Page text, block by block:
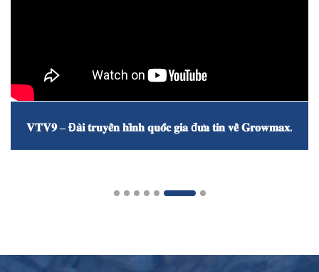
𝐕𝐓𝐕𝟗 – Đ𝐚̀𝐢 𝐭𝐫𝐮𝐲𝐞̂̀𝐧 𝐡𝐢̀𝐧𝐡 𝐪𝐮𝐨̂́𝐜 𝐠𝐢𝐚 đ𝐮̛𝐚 𝐭𝐢𝐧 𝐯𝐞̂̀ 𝐆𝐫𝐨𝐰𝐦𝐚𝐱.